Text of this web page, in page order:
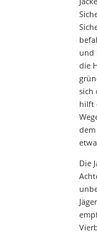
und
die
sich
hilft
Die